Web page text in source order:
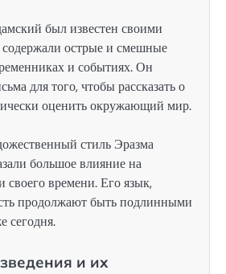
был известен своими
острые и смешные
и событиях. Он
для того, чтобы рассказать о
оценить окружающий мир.
стиль Эразма
большое влияние на
своего времени. Его язык,
продолжают быть подлинными
сегодня.
и их